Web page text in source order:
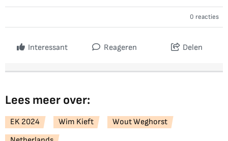
0 reacties
Interessant Reageren Delen
Lees meer over:
EK 2024 Wim Kieft
Wout Weghorst